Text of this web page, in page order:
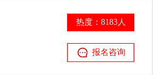
热度：8183人
报名咨询